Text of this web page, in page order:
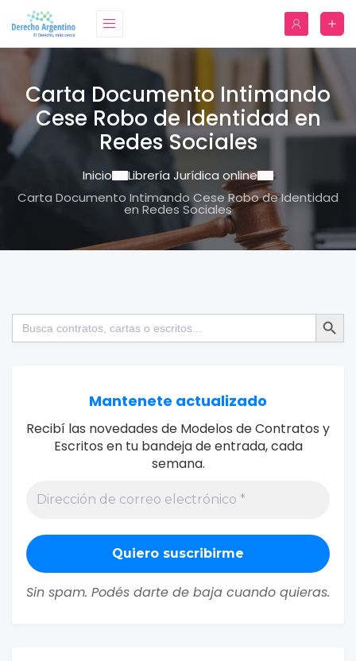
Carta Documento Intimando
Cese Robo de Identidad en
Redes Sociales
Inicio
Librería Jurídica online
Carta Documento Intimando Cese Robo de Identidad
en Redes Sociales
Buscar: Botón de
Mantenete actualizado
Recibí las novedades de Modelos de Contratos y
Escritos en tu bandeja de entrada, cada
semana.
Sin spam. Podés darte de baja cuando quieras.